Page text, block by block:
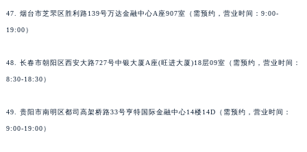
47. 烟台市芝罘区胜利路139号万达金融中心A座907室（需预约，营业时间：9:00-
19:00）
48. 长春市朝阳区西安大路727号中银大厦A座(旺进大厦)18层09室（需预约，营业时间：
8:30-18:30）
49. 贵阳市南明区都司高架桥路33号亨特国际金融中心14楼14D（需预约，营业时间：
9:00-19:00）